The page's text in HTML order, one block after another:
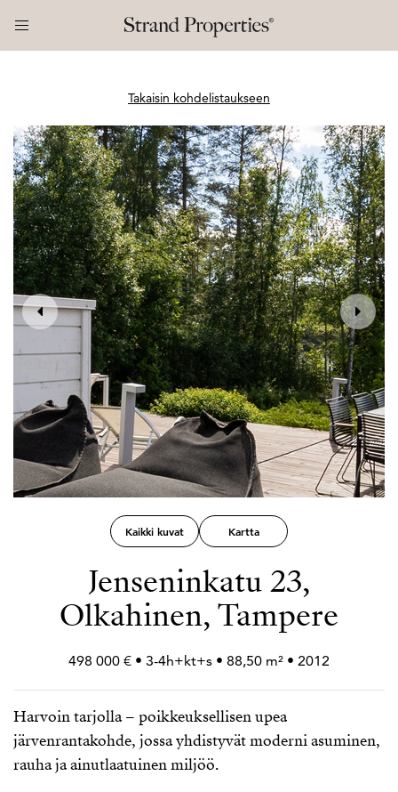
Takaisin kohdelistaukseen
Kaikki kuvat Kartta
Jenseninkatu 23,
Olkahinen, Tampere
498 000 € • 3-4h+kt+s • 88,50 m² • 2012
Harvoin tarjolla – poikkeuksellisen upea
järvenrantakohde, jossa yhdistyvät moderni asuminen,
rauha ja ainutlaatuinen miljöö.